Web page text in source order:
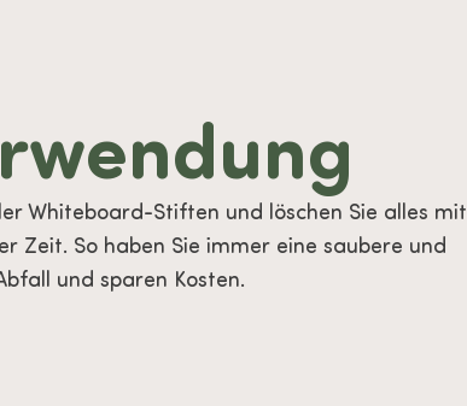
Whiteboard-Stiften und löschen Sie alles mit
Zeit. So haben Sie immer eine saubere und
und sparen Kosten.